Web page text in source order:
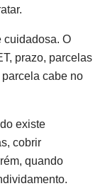
cuidadosa. O
prazo, parcelas
cabe no
existe
cobrir
quando